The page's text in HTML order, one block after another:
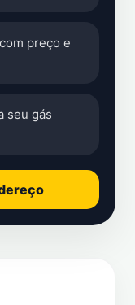
preço e
seu gás